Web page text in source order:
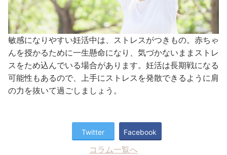
敏感になりやすい妊活中は、ストレスがつきもの。赤ちゃ
んを授かるために一生懸命になり、気づかないままストレ
スをため込んでいる場合があります。妊活は長期戦になる
可能性もあるので、上手にストレスを発散できるように肩
の力を抜いて過ごしましょう。
Twitter Facebook
コラム一覧へ